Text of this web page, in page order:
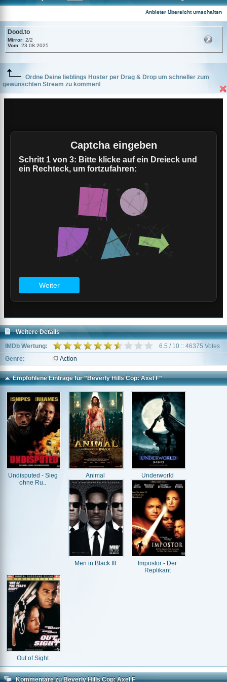
Anbieter Übersicht umschalten
Dood.to
Mirror: 2/2
Vom: 23.08.2025
Ordne Deine lieblings Hoster per Drag & Drop um schneller zum
gewünschten Stream zu kommen!
Weitere Details
IMDb Wertung:
6.5 / 10 :: 46375 Votes
Genre:
Action
Empfohlene Einträge für "Beverly Hills Cop: Axel F"
Undisputed - Sieg
ohne Ru..
Animal Underworld
Men in Black III
Impostor - Der
Replikant
Out of Sight
Kommentare zu Beverly Hills Cop: Axel F